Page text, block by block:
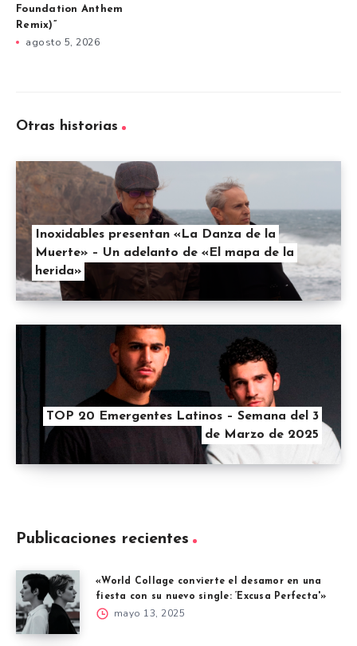
Foundation Anthem
Remix)”
agosto 5, 2026
Otras historias
Inoxidables presentan «La Danza de la
Muerte» – Un adelanto de «El mapa de la
herida»
TOP 20 Emergentes Latinos – Semana del 3
de Marzo de 2025
Publicaciones recientes
«World Collage convierte el desamor en una
fiesta con su nuevo single: ‘Excusa Perfecta'»
mayo 13, 2025